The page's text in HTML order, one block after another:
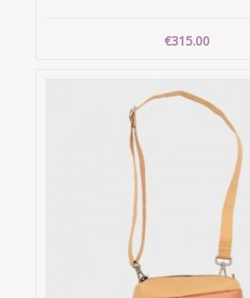
€315.00